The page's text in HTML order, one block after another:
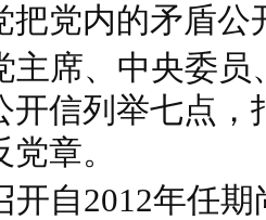
把党内的矛盾公
席、中央委员
开信列举七点，
章。
自2012年任期